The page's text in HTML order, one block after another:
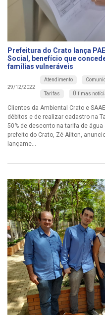
Prefeitura do Crato lança
Social, benefício que
famílias vulneráveis
29/12/2022
Atendimento
Tarifas Últimas
Clientes da Ambiental Crato e
débitos e de realizar cadastro na
50% de desconto na tarifa de
prefeito do Crato, Zé Ailton,
lançame...